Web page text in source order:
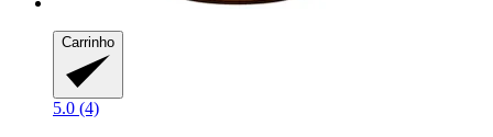
Carrinho
5.0 (4)